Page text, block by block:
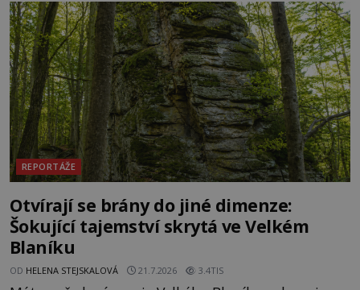
vyhýbá shonu moderní metropole. Místo, ke
kterému se vážou nejstarší české mýty, ve svých
temných útrobách střeží monumentální
REPORTÁŽE
Otvírají se brány do jiné dimenze:
Šokující tajemství skrytá ve Velkém
Blaníku
OD HELENA STEJSKALOVÁ 21.7.2026 3.4TIS